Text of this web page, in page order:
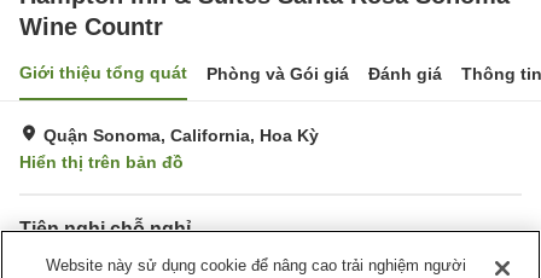
Wine Countr
Giới thiệu tổng quát Phòng và Gói giá Đánh giá Thông
Quận Sonoma, California, Hoa Kỳ
Hiển thị trên bản đồ
Tiện nghi chỗ nghỉ
Bãi đỗ xe
Phòng tập gym
Website này sử dụng cookie để nâng cao trải nghiệm người